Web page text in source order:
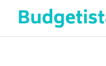
Spring
naar
de